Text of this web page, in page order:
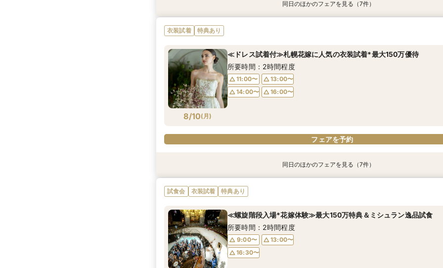
8/9(日)
9:00〜
13:00〜
16:30〜
8/9(日)
9:00〜
12:00〜
15:00〜
16:30〜
18:00〜
8/9(日)
9:00〜
13:00〜
16:30〜
8/9(日)
9:00〜
13:00〜
16:30〜
8/9(日)
11:00〜
12:00〜
13:00〜
15:00〜
17:00〜
8/9(日)
9:00〜
13:00〜
16:30〜
8/9(日)
9:00〜
13:00〜
16:30〜
同日のほかのフェアを見る（7件）
衣装試着 特典あり
8/10( 月)
≪ドレス試着付≫札幌花嫁に人気の衣装試着*最大150万優待
所要時間：2時間程度
11:00〜
13:00〜
14:00〜
16:00〜
フェアを予約
8/10(月)
≪オンライン相談≫30分～OK！会場/金額/日程*聞きたいことだけ
11:00〜
12:00〜
13:00〜
15:00〜
17:00〜
8/10(月)
≪夜遅い時間からOK≫お仕事＆デート帰り／1時間でご案内可能
16:00〜
17:00〜
18:00〜
19:00〜
8/10(月)
≪1軒目見学がお得≫お祝いギフト付☆ゼロからわかる
11:00〜
13:00〜
14:00〜
16:00〜
18:00〜
8/10(月)
≪大聖堂挙式×螺旋階段≫2会場見学ツアー*
11:00〜
13:00〜
15:00〜
17:00〜
8/10(月)
≪迷ったらこのフェア≫螺旋階段×最大150万優待
11:00〜
13:00〜
14:00〜
16:00〜
18:00〜
8/10(月)
≪螺旋階段入場*花嫁体験≫≫料理高評価◎最大150万特典
11:00〜
13:00〜
14:00〜
16:00〜
18:00〜
8/10(月)
＼お盆限定／選べる人気5会場×4挙式スタイル体験！一気見ツアー
11:00〜
13:00〜
14:00〜
16:00〜
18:00〜
同日のほかのフェアを見る（7件）
試食会 衣装試着 特典あり
≪螺旋階段入場*花嫁体験≫最大150万特典＆ミシュラン逸品試食
所要時間：2時間程度
9:00〜
13:00〜
16:30〜